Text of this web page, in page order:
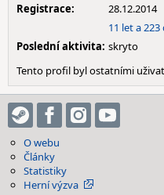
Registrace:
28.12.2014
11 let a 223
Poslední aktivita: skryto
Tento profil byl ostatními
O webu
Články
Statistiky
Herní výzva